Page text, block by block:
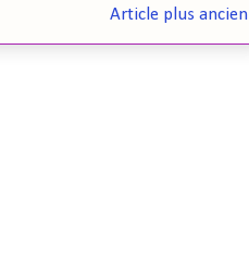
Article plus ancien